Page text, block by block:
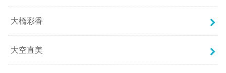
大橋彩香
大空直美